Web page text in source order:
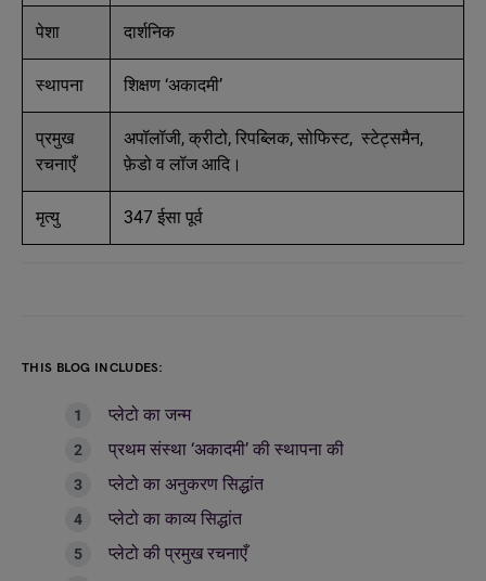
पेशा दार्शनिक
स्थापना शिक्षण ‘अकादमी’
प्रमुख
रचनाएँ
अपॉलॉजी, क्रीटो, रिपब्लिक, सोफिस्ट, स्टेट्समैन,
फ़ेडो व लॉज आदि।
मृत्यु 347 ईसा पूर्व
THIS BLOG INCLUDES:
प्लेटो का जन्म
प्रथम संस्था ‘अकादमी’ की स्थापना की
प्लेटो का अनुकरण सिद्धांत
प्लेटो का काव्य सिद्धांत
प्लेटो की प्रमुख रचनाएँ